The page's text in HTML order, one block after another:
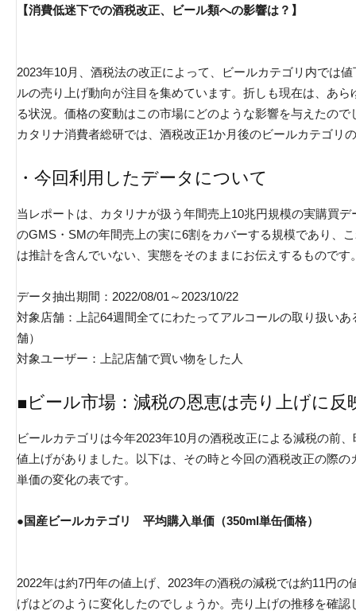
【消費低迷下での酒税改正、ビール類への影響は？】
2023年10月、酒税法の改正によって、ビールカテゴリ内では
ルの売り上げ動向が注目を集めています。折しも現在は、あ
る状況。価格の変動はこの市場にどのような影響を与えたので
カタリナ消費者総研では、酒税改正1か月後のビールカテゴリ
・今回利用したデータについて
当レポートは、カタリナが扱う年間売上10兆円規模の実購買
のGMS・SMの年間売上の実に6割をカバーする規模であり、
は推計を含んでいない、実態をそのままにお伝えするものです
データ抽出期間：2022/08/01～2023/10/22
対象店舗：上記64週間全てにわたってアルコールの取り扱い
舗）
対象ユーザー：上記店舗で買い物をした人
■ビール市場：減税の恩恵は売り上げに反
ビールカテゴリは今年2023年10月の酒税改正による減税の前
値上げがありました。以下は、その時と今回の酒税改正の際
単価の変化の表です。
●国産ビールカテゴリ 平均購入単価（350ml単缶価格）
2022年は約7円年の値上げ、2023年の酒税の減税では約11円
げはどのように変化したのでしょうか。売り上げの推移を確認